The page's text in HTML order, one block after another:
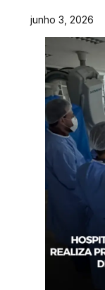
junho 3, 2026